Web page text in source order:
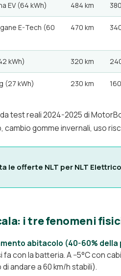
EV (64 kWh) 484 km
E-Tech (60
470 km
kWh) 320 km
(27 kWh) 230 km
test reali 2024-2025 di
cambio gomme invernali, uso
le offerte NLT per NLT Elettrico
i tre fenomeni
abitacolo (40-60% della
fa con la batteria. A −5°C con
andare a 60 km/h stabili).